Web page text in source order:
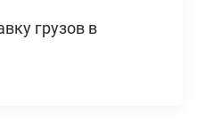
грузов в